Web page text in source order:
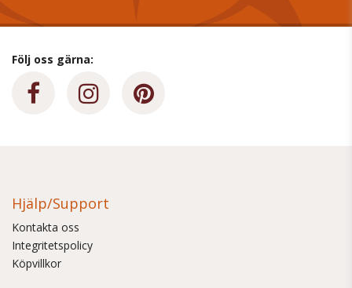
Följ oss gärna:
Hjälp/Support
Kontakta oss
Integritetspolicy
Köpvillkor